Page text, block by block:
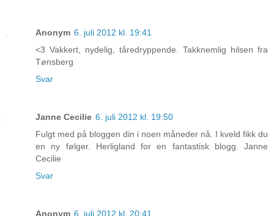
Anonym 6. juli 2012 kl. 19:41
<3 Vakkert, nydelig, tåredryppende. Takknemlig hilsen fra
Tønsberg
Svar
Janne Cecilie 6. juli 2012 kl. 19:50
Fulgt med på bloggen din i noen måneder nå. I kveld fikk du
en ny følger. Herligland for en fantastisk blogg. Janne
Cecilie
Svar
Anonym 6. juli 2012 kl. 20:41